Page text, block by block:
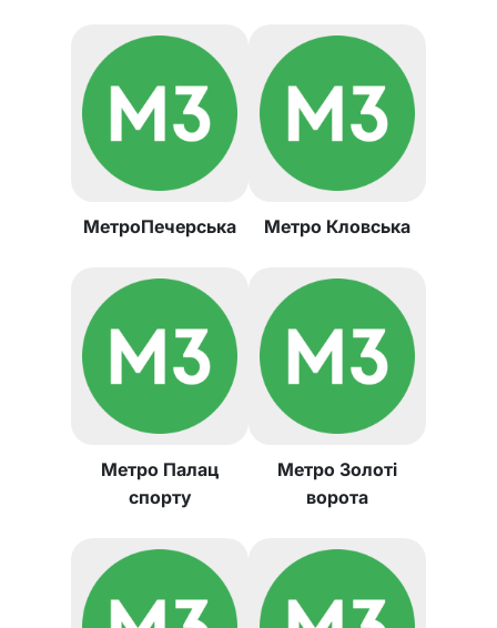
МетроПечерська Метро Кловська
Метро Палац
спорту
Метро Золоті
ворота